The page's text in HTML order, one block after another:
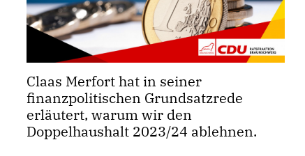
Claas Merfort hat in seiner
finanzpolitischen Grundsatzrede
erläutert, warum wir den
Doppelhaushalt 2023/24 ablehnen.